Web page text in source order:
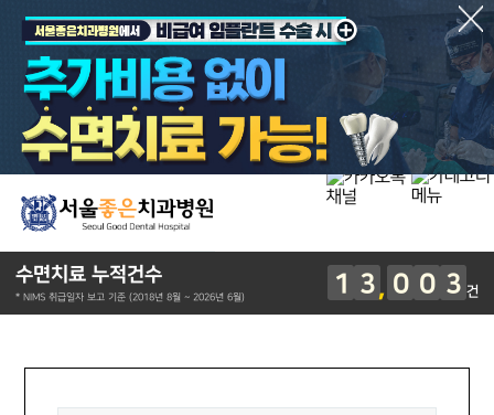
수면치료 누적건수
* NIMS 취급일자 보고 기준 (2018년 8월 ~ 2026년 6월) 1 3 0 0 3 건